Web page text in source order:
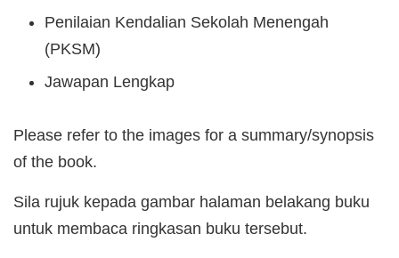
Penilaian Kendalian Sekolah Menengah
(PKSM)
Jawapan Lengkap
Please refer to the images for a summary/synopsis
of the book.
Sila rujuk kepada gambar halaman belakang buku
untuk membaca ringkasan buku tersebut.